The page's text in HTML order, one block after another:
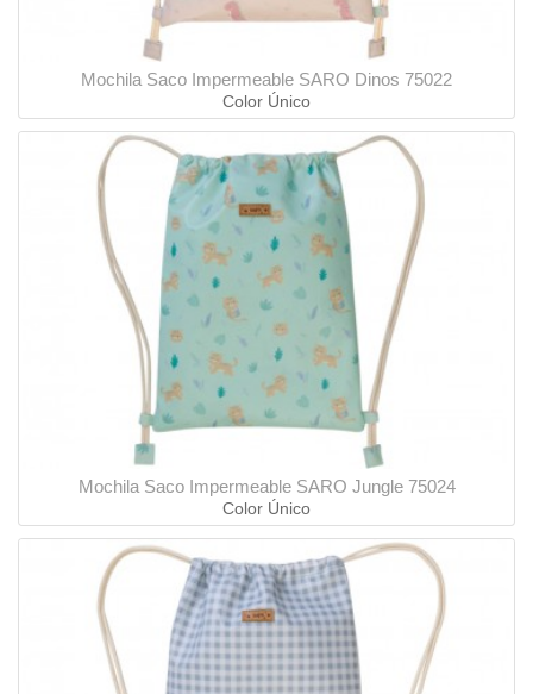
Mochila Saco Impermeable SARO Dinos 75022
Color Único
Mochila Saco Impermeable SARO Jungle 75024
Color Único